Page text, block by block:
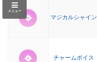
マジカルシャイン
チャームボイス
メニュー